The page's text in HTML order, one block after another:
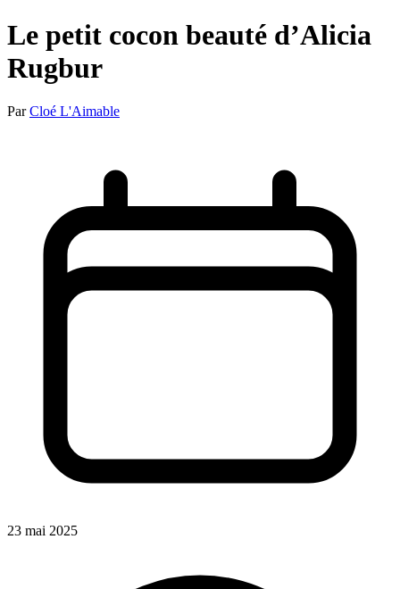
Le petit cocon beauté d’Alicia
Rugbur
ParCloé L'Aimable
23 mai 2025